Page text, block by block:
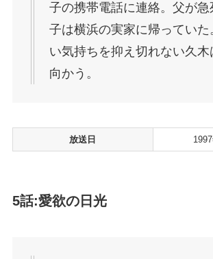
子の携帯電話に連絡。父が急
子は横浜の実家に帰っていた
い気持ちを抑え切れない久木
向かう。
放送日
5話:愛欲の日光